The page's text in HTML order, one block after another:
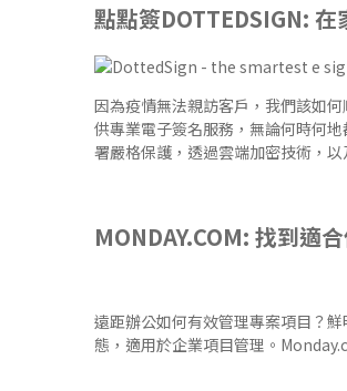
點點簽DOTTEDSIGN: 在
因為疫情無法親訪客戶，我們該如
供專業電子簽名服務 ，無論何時何
署嚴格保護，透過雲端加密技術，
MONDAY.COM: 找到適
遠距辦公如何有效管理專案項目？
態，適用於企業項目管理。